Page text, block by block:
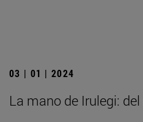
03 | 01 | 2024
La mano de Irulegi: